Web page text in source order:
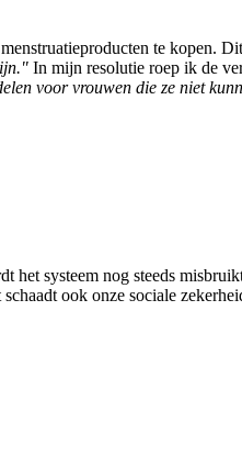
te kopen.
In mijn resolutie roep ik de
voor vrouwen die ze niet
het systeem nog steeds
ook onze sociale